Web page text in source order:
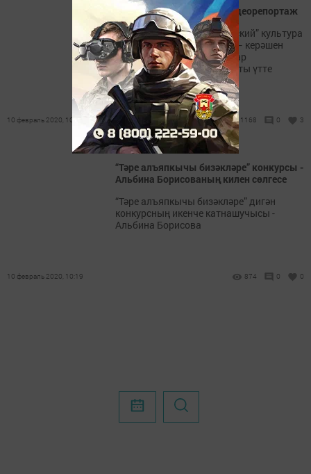
Туым Жондозы - 2020. Видеорепортаж
Казан шәһәренең “Московский” культура
үзәгендә “Туым жондозы” – керәшен
җыруын яшь башкаручылар
фестиваленең Гала-концерты үтте
10 февраль 2020, 10:32 1168 0 3
“Тәре алъяпкычы бизәкләре” конкурсы -
Альбина Борисованың килен сөлгесе
“Тәре алъяпкычы бизәкләре” дигән
конкурсның икенче катнашучысы -
Альбина Борисова
10 февраль 2020, 10:19 874 0 0